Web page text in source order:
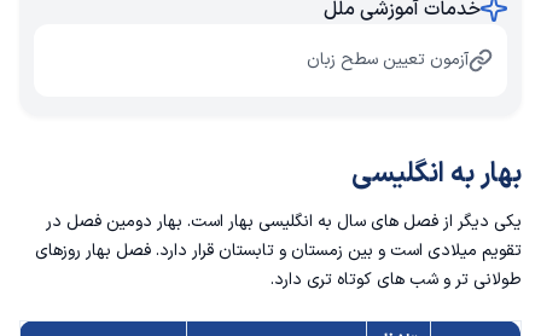
خدمات آموزشی ملل
آزمون تعیین سطح زبان
بهار به انگلیسی
یکی دیگر از فصل های سال به انگلیسی بهار است. بهار دومین فصل در
تقویم میلادی است و بین زمستان و تابستان قرار دارد. فصل بهار روزهای
طولانی تر و شب های کوتاه تری دارد.